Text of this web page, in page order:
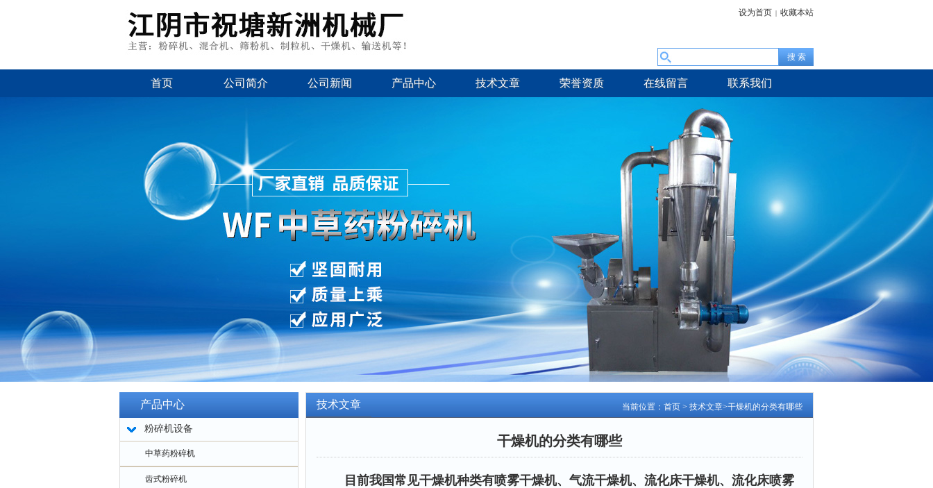
设为首页 | 收藏本站
首页 公司简介 公司新闻 产品中心 技术文章 荣誉资质 在线留言 联系我们
产品中心
粉碎机设备
中草药粉碎机
齿式粉碎机
当前位置： 首页 > 技术文章>干燥机的分类有哪些
技术文章
干燥机的分类有哪些
目前我国常见干燥机种类有喷雾干燥机、气流干燥机、流化床干燥机、流化床喷雾